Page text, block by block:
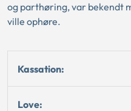
og parthøring, var bekendt
ville ophøre.
Kassation:
Love: